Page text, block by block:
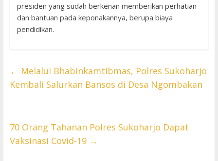
presiden yang sudah berkenan memberikan perhatian
dan bantuan pada keponakannya, berupa biaya
pendidikan.
← Melalui Bhabinkamtibmas, Polres Sukoharjo
Kembali Salurkan Bansos di Desa Ngombakan
70 Orang Tahanan Polres Sukoharjo Dapat
Vaksinasi Covid-19 →